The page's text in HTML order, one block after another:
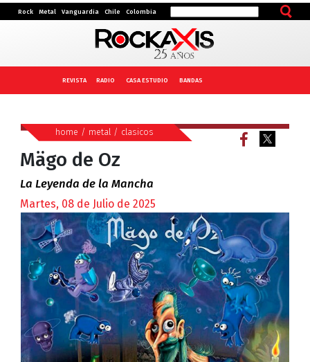
Rock Metal Vanguardia Chile Colombia
REVISTA RADIO CASA ESTUDIO BANDAS
home / metal/ clasicos
Mägo de Oz
La Leyenda de la Mancha
Martes, 08 de Julio de 2025